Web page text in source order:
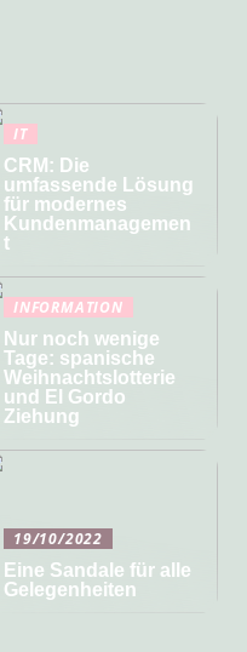
IT
CRM: Die
umfassende Lösung
für modernes
Kundenmanagemen
t
INFORMATION
Nur noch wenige
Tage: spanische
Weihnachtslotterie
und El Gordo
Ziehung
19/10/2022
Eine Sandale für alle
Gelegenheiten